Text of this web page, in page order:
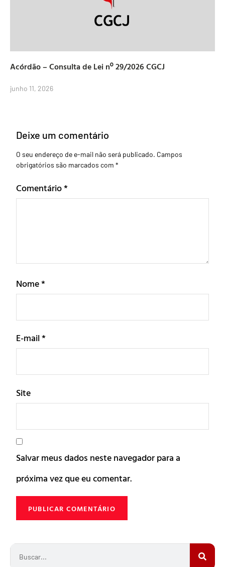
Acórdão – Consulta de Lei nº 29/2026 CGCJ
junho 11, 2026
Deixe um comentário
O seu endereço de e-mail não será publicado. Campos
obrigatórios são marcados com *
Comentário*
Nome*
E-mail*
Site
Salvar meus dados neste navegador para a
próxima vez que eu comentar.